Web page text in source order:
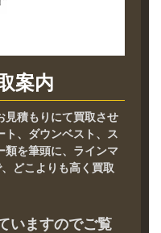
案内
見積もりにて買取させ
ト、ダウンベスト、ス
類を筆頭に、ラインマ
どこよりも高く買取
いますのでご覧